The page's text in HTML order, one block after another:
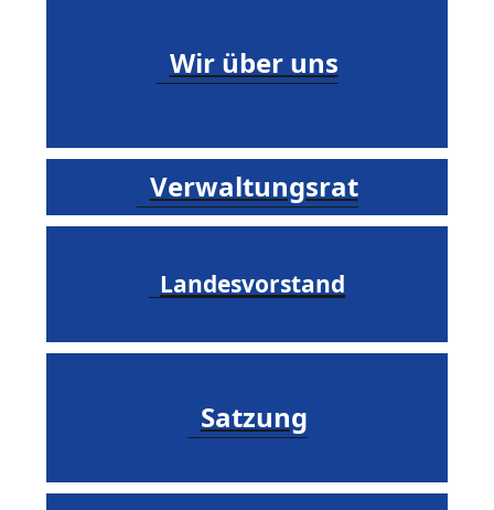
Wir über uns
Verwaltungsrat
Landesvorstand
Satzung